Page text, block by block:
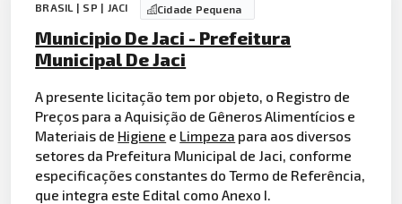
BRASIL | SP | JACI Cidade Pequena
Municipio De Jaci - Prefeitura
Municipal De Jaci
A presente licitação tem por objeto, o Registro de
Preços para a Aquisição de Gêneros Alimentícios e
Materiais de Higiene e Limpeza para aos diversos
setores da Prefeitura Municipal de Jaci, conforme
especificações constantes do Termo de Referência,
que integra este Edital como Anexo I.